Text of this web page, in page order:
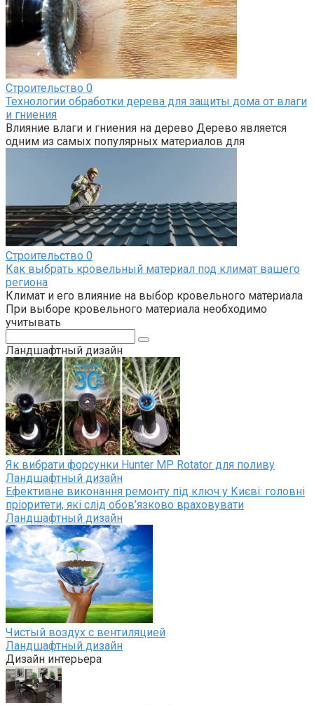
Строительство 0
Технологии обработки дерева для защиты дома от влаги
и гниения
Влияние влаги и гниения на дерево Дерево является
одним из самых популярных материалов для
Строительство 0
Как выбрать кровельный материал под климат вашего
региона
Климат и его влияние на выбор кровельного материала
При выборе кровельного материала необходимо
учитывать
Ландшафтный дизайн
Як вибрати форсунки Hunter MP Rotator для поливу
Ландшафтный дизайн
Ефективне виконання ремонту під ключ у Києві: головні
пріоритети, які слід обов’язково враховувати
Ландшафтный дизайн
Чистый воздух с вентиляцией
Ландшафтный дизайн
Дизайн интерьера